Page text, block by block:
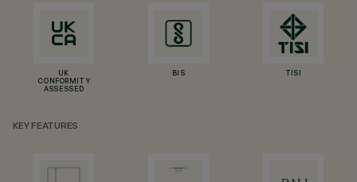
UK
CONFORMITY
ASSESSED
BIS TISI
KEY FEATURES